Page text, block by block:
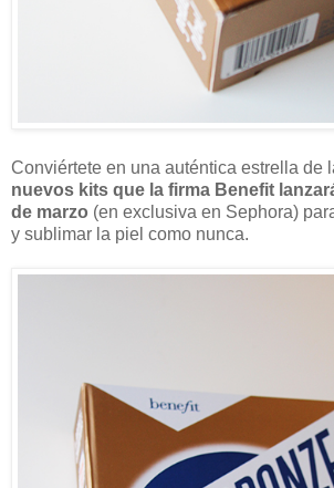
Conviértete en una auténtica estrella de
nuevos kits que la firma Benefit
de marzo (en exclusiva en Sephora)
y sublimar la piel como nunca.